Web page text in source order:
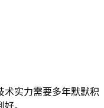
术实力需要多年默默积
。